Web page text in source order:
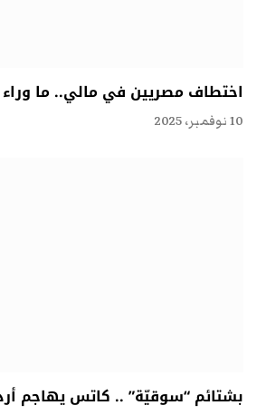
اختطاف مصريين في مالي.. ما
10 نوفمبر، 2025
بشتائم “سوقيّة” .. كاتس يهاجم